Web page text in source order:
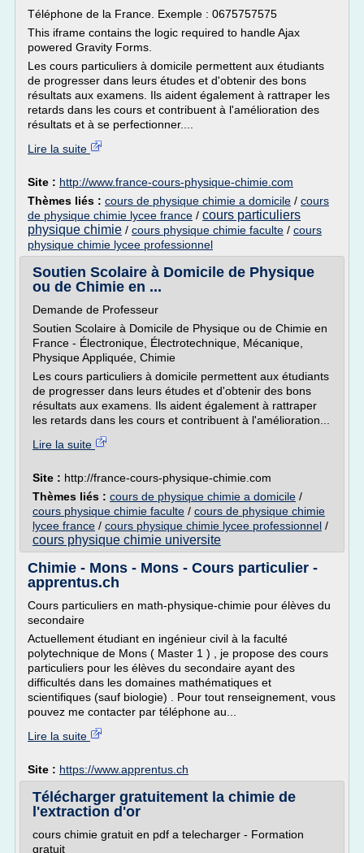
Téléphone de la France. Exemple : 0675757575
This iframe contains the logic required to handle Ajax
powered Gravity Forms.
Les cours particuliers à domicile permettent aux étudiants
de progresser dans leurs études et d'obtenir des bons
résultats aux examens. Ils aident également à rattraper les
retards dans les cours et contribuent à l'amélioration des
résultats et à se perfectionner....
Lire la suite
Site : http://www.france-cours-physique-chimie.com
Thèmes liés : cours de physique chimie a domicile / cours
de physique chimie lycee france / cours particuliers
physique chimie / cours physique chimie faculte / cours
physique chimie lycee professionnel
Soutien Scolaire à Domicile de Physique
ou de Chimie en ...
Demande de Professeur
Soutien Scolaire à Domicile de Physique ou de Chimie en
France - Électronique, Électrotechnique, Mécanique,
Physique Appliquée, Chimie
Les cours particuliers à domicile permettent aux étudiants
de progresser dans leurs études et d'obtenir des bons
résultats aux examens. Ils aident également à rattraper
les retards dans les cours et contribuent à l'amélioration...
Lire la suite
Site : http://france-cours-physique-chimie.com
Thèmes liés : cours de physique chimie a domicile /
cours physique chimie faculte / cours de physique chimie
lycee france / cours physique chimie lycee professionnel /
cours physique chimie universite
Chimie - Mons - Mons - Cours particulier -
apprentus.ch
Cours particuliers en math-physique-chimie pour élèves du
secondaire
Actuellement étudiant en ingénieur civil à la faculté
polytechnique de Mons ( Master 1 ) , je propose des cours
particuliers pour les élèves du secondaire ayant des
difficultés dans les domaines mathématiques et
scientifiques (sauf biologie) . Pour tout renseignement, vous
pouvez me contacter par téléphone au...
Lire la suite
Site : https://www.apprentus.ch
Télécharger gratuitement la chimie de
l'extraction d'or
cours chimie gratuit en pdf a telecharger - Formation
gratuit